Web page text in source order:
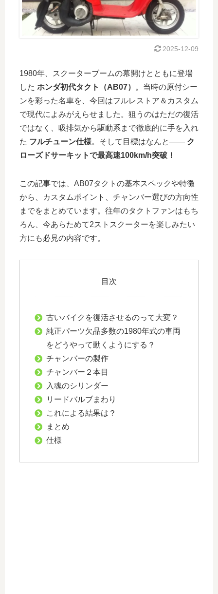
2025-12-09
1980年、スクーターブームの幕開けとともに登場
した ホンダ初代タクト（AB07）
。当時の原付シー
ンを彩った名車を、今回はフルレストア＆カスタム
で現代によみがえらせました。狙うのはただの復活
ではなく、吸排気から駆動系まで徹底的に手を入れ
た フルチューン仕様。そして目標はなんと—— ク
ローズドサーキットで最高速100km/h突破！
この記事では、AB07タクトの基本スペックや特徴
から、カスタムポイント、チャンバー選びの方向性
までをまとめています。往年のタクトファンはもち
ろん、今あらためて2ストスクーターを楽しみたい
方にも必見の内容です。
目次
古いバイクを復活させるのって大変？
純正パーツ欠品多数の1980年式の車両
をどうやって動くようにする？
チャンバーの製作
チャンバー２本目
入魂のシリンダー
リードバルブまわり
これによる結果は？
まとめ
仕様